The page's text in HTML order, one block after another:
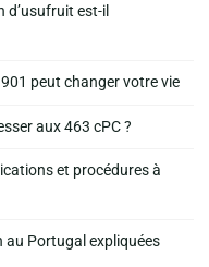
d’usufruit est-il
peut changer votre vie
aux 463 cPC ?
et procédures à
au Portugal expliquées